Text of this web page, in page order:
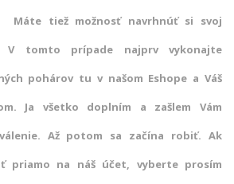
Máte tiež možnosť navrhnúť si svoj
tomto prípade najprv vykonajte
pohárov tu v našom Eshope a Váš
Ja všetko doplním a zašlem Vám
Až potom sa začína robiť. Ak
priamo na náš účet, vyberte prosím